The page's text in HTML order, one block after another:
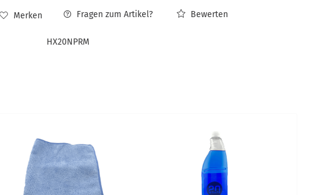
Merken Fragen zum Artikel? Bewerten
HX20NPRM